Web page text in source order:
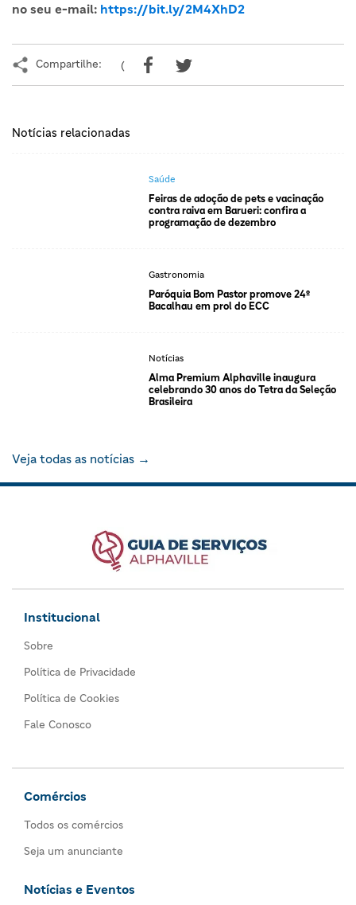
no seu e-mail: https://bit.ly/2M4XhD2
Compartilhe: (
Notícias relacionadas
Saúde
Feiras de adoção de pets e vacinação
contra raiva em Barueri: confira a
programação de dezembro
Gastronomia
Paróquia Bom Pastor promove 24º
Bacalhau em prol do ECC
Notícias
Alma Premium Alphaville inaugura
celebrando 30 anos do Tetra da Seleção
Brasileira
Veja todas as notícias →
Institucional
Sobre
Política de Privacidade
Política de Cookies
Fale Conosco
Comércios
Todos os comércios
Seja um anunciante
Notícias e Eventos